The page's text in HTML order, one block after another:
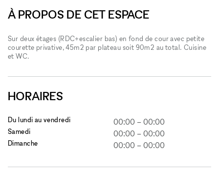
À PROPOS DE CET ESPACE
Sur deux étages (RDC+escalier bas) en fond de cour avec petite
courette privative, 45m2 par plateau soit 90m2 au total. Cuisine
et WC.
HORAIRES
Du lundi au vendredi 00:00 – 00:00
Samedi 00:00 – 00:00
Dimanche 00:00 – 00:00